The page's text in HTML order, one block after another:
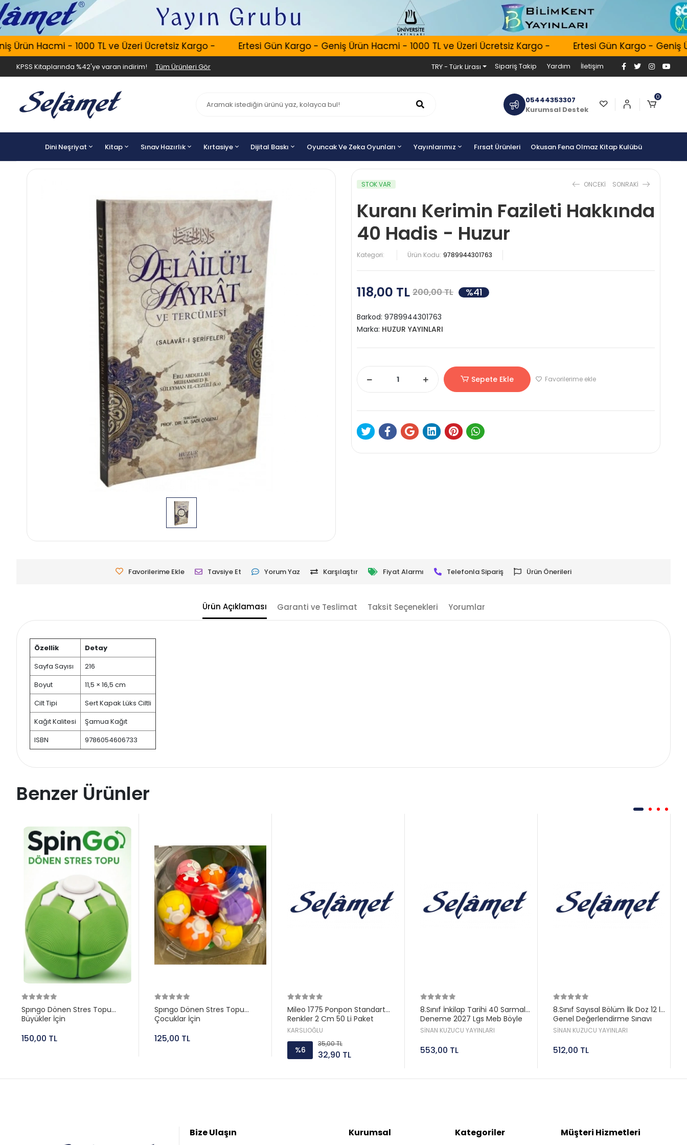
Hacmi - 1000 TL ve Üzeri Ücretsiz Kargo - Ertesi Gün Kargo - Geniş Ürün Hacmi - 1000 TL ve Üzeri Ücretsiz Kargo - Ertesi Gün Kargo - Geniş
KPSS Kitaplarında %42'ye varan indirim! Tüm Ürünleri Gör TRY - Türk Lirası Sipariş Takip Yardım İletişim
05444353307
Kurumsal Destek
0
Dini Neşriyat Kitap Sınav Hazırlık Kırtasiye Dijital Baskı Oyuncak Ve Zeka Oyunları Yayınlarımız Fırsat Ürünleri Okusan Fena Olmaz Kitap Kulübü
STOK VAR ONCEKI SONRAKI
Kuranı Kerimin Fazileti Hakkında
40 Hadis - Huzur
Kategori: Ürün Kodu: 9789944301763
118,00 TL 200,00 TL %41
Barkod: 9789944301763
Marka: HUZUR YAYINLARI
Sepete Ekle Favorilerime ekle
Favorilerime Ekle Tavsiye Et Yorum Yaz Karşılaştır Fiyat Alarmı Telefonla Sipariş Ürün Önerileri
Ürün Açıklaması Garanti ve Teslimat Taksit Seçenekleri Yorumlar
Özellik
Detay
Sayfa Sayısı
216
Boyut
11,5 × 16,5 cm
Cilt Tipi
Sert Kapak Lüks Ciltli
Kağıt Kalitesi
Şamua Kağıt
ISBN
9786054606733
Benzer Ürünler
Spıngo Dönen Stres Topu
Büyükler İçin
150,00 TL
Spıngo Dönen Stres Topu
Çocuklar İçin
125,00 TL
Mileo 1775 Ponpon Standart
Renkler 2 Cm 50 Li Paket
KARSLIOĞLU
%6
35,00 TL
32,90 TL
8.Sınıf İnkilap Tarihi 40 Sarmal
Deneme 2027 Lgs Meb Böyle
Sorar Sinan Kuzucu
SİNAN KUZUCU YAYINLARI
553,00 TL
8.Sınıf Sayısal Bölüm İlk Doz 12 li
Genel Değerlendirme Sınavı
2027 Lgs Sinan Kuzucu
SİNAN KUZUCU YAYINLARI
512,00 TL
Bize Ulaşın Kurumsal Kategoriler Müşteri Hizmetleri